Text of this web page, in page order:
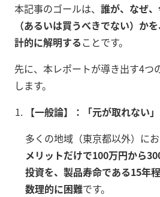
本記事のゴールは、 誰が、なぜ
（あるいは買うべきでない）か
計的に解明することです。
先に、本レポートが導き出す4つ
します。
【一般論】：「元が取れない
多くの地域（東京都以外）にお
メリットだけで100万円から
投資を、製品寿命である15年
数理的に困難です。